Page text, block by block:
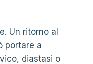
Un ritorno al
portare a
diastasi o